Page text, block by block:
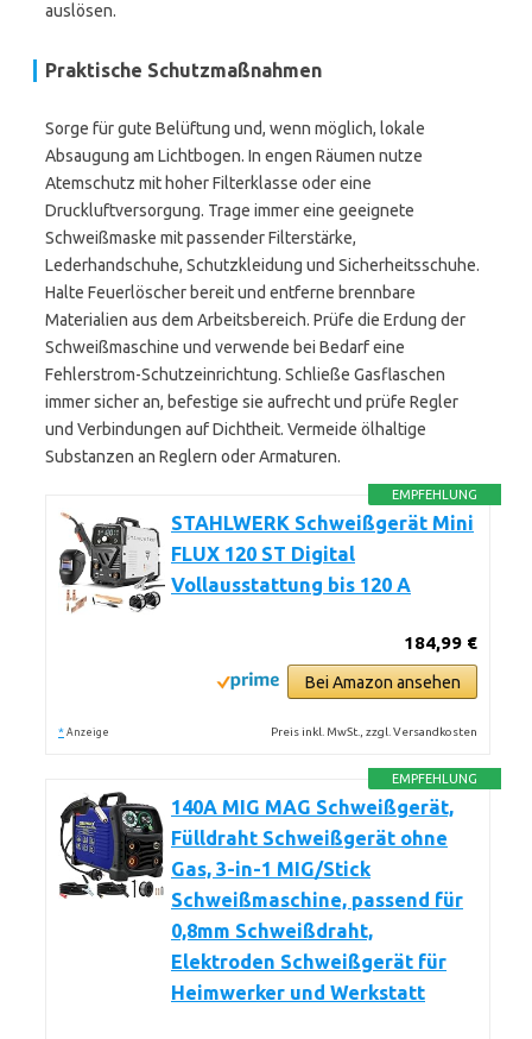
auslösen.
Praktische Schutzmaßnahmen
Sorge für gute Belüftung und, wenn möglich, lokale
Absaugung am Lichtbogen. In engen Räumen nutze
Atemschutz mit hoher Filterklasse oder eine
Druckluftversorgung. Trage immer eine geeignete
Schweißmaske mit passender Filterstärke,
Lederhandschuhe, Schutzkleidung und Sicherheitsschuhe.
Halte Feuerlöscher bereit und entferne brennbare
Materialien aus dem Arbeitsbereich. Prüfe die Erdung der
Schweißmaschine und verwende bei Bedarf eine
Fehlerstrom-Schutzeinrichtung. Schließe Gasflaschen
immer sicher an, befestige sie aufrecht und prüfe Regler
und Verbindungen auf Dichtheit. Vermeide ölhaltige
Substanzen an Reglern oder Armaturen.
EMPFEHLUNG
STAHLWERK Schweißgerät Mini
FLUX 120 ST Digital
Vollausstattung bis 120 A
184,99 €
Bei Amazon ansehen
* Anzeige Preis inkl. MwSt., zzgl. Versandkosten
EMPFEHLUNG
140A MIG MAG Schweißgerät,
Fülldraht Schweißgerät ohne
Gas, 3-in-1 MIG/Stick
Schweißmaschine, passend für
0,8mm Schweißdraht,
Elektroden Schweißgerät für
Heimwerker und Werkstatt